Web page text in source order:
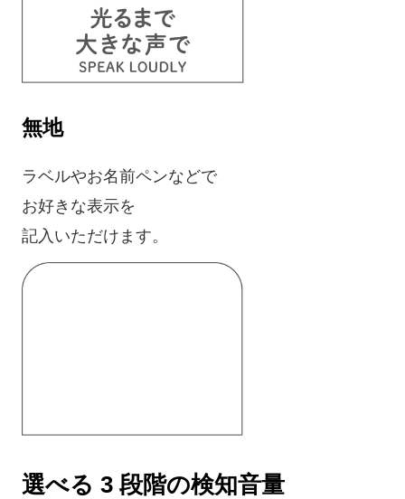
無地
ラベルやお名前ペンなどで
お好きな表示を
記入いただけます。
選べる 3 段階の検知音量